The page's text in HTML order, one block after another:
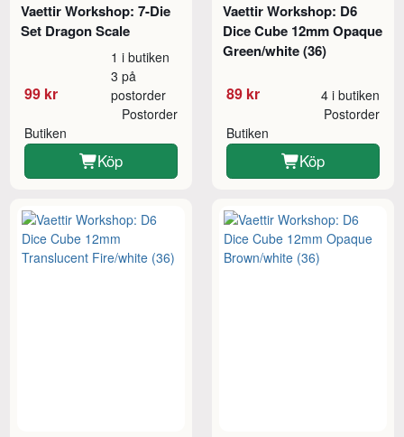
Vaettir Workshop: 7-Die
Set Dragon Scale
99 kr
1 i butiken
3 på
postorder
Butiken
Postorder
Köp
Vaettir Workshop: D6
Dice Cube 12mm Opaque
Green/white (36)
89 kr 4 i butiken
Butiken
Postorder
Köp